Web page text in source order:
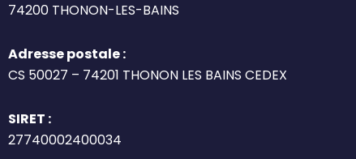
74200 THONON-LES-BAINS
Adresse postale :
CS 50027 – 74201 THONON LES BAINS CEDEX
SIRET :
27740002400034